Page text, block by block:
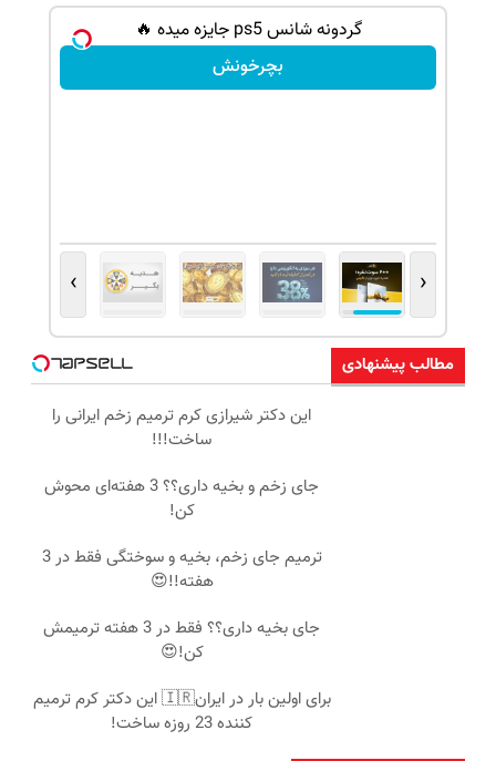
گردونه شانس ps5 جایزه میده 🔥
بچرخونش
‹
›
مطالب پیشنهادی
این دکتر شیرازی کرم ترمیم زخم ایرانی را
ساخت!!!
جای زخم و بخیه داری؟؟ 3 هفته‌ای محوش
کن!
ترمیم جای زخم، بخیه و سوختگی فقط در 3
هفته!!😍
جای بخیه داری؟؟ فقط در 3 هفته ترمیمش
کن!😍
برای اولین بار در ایران🇮🇷 این دکتر کرم ترمیم
کننده 23 روزه ساخت!